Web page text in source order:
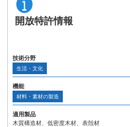
開放特許情報
技術分野
生活・文化
機能
材料・素材の製造
適用製品
木質構造材、低密度木材、表殻材